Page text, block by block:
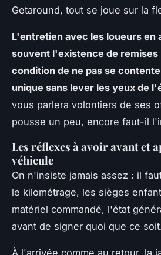
Getaround, tout se joue sur la
L'entretien avec les loueurs en
souvent l'existence de remises
condition de ne pas se
unique sans lever les yeux de
vous parlera volontiers de ses
pousse un peu, encore faut-il
Les réflexes à avoir avant et
véhicule
On n'insiste jamais assez : il
le kilométrage, les sièges
matériel commandé, l'état
avant de signer quoi que ce